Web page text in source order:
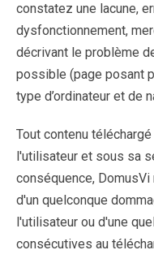
constatez une lacune,
dysfonctionnement,
décrivant le problème
possible (page posant
type d’ordinateur et de
Tout contenu
l'utilisateur et sous sa
conséquence,
d'un quelconque
l'utilisateur ou d'une
consécutives au